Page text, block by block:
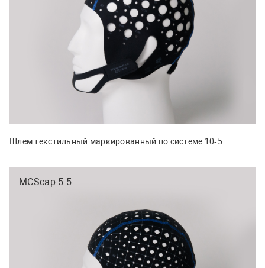
Шлем текстильный маркированный по системе 10‑5.
MCScap 5-5